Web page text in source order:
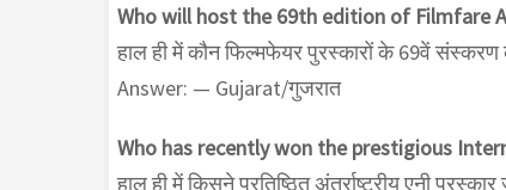
Who will host the 69th edition of Filmfare
हाल ही में कौन फिल्मफेयर पुरस्कारों के 69वें संस्करण
Answer: — Gujarat/गुजरात
Who has recently won the prestigious
हाल ही में किसने प्रतिष्ठित अंतर्राष्ट्रीय एनी पुरस्कार